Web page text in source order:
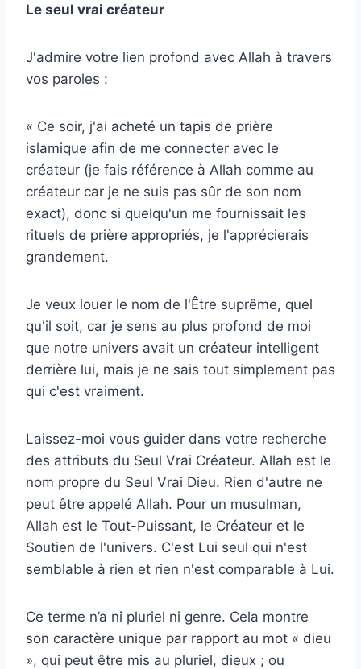
Le seul vrai créateur
J'admire votre lien profond avec Allah à travers
vos paroles :
« Ce soir, j'ai acheté un tapis de prière
islamique afin de me connecter avec le
créateur (je fais référence à Allah comme au
créateur car je ne suis pas sûr de son nom
exact), donc si quelqu'un me fournissait les
rituels de prière appropriés, je l'apprécierais
grandement.
Je veux louer le nom de l'Être suprême, quel
qu'il soit, car je sens au plus profond de moi
que notre univers avait un créateur intelligent
derrière lui, mais je ne sais tout simplement pas
qui c'est vraiment.
Laissez-moi vous guider dans votre recherche
des attributs du Seul Vrai Créateur. Allah est le
nom propre du Seul Vrai Dieu. Rien d'autre ne
peut être appelé Allah. Pour un musulman,
Allah est le Tout-Puissant, le Créateur et le
Soutien de l'univers. C'est Lui seul qui n'est
semblable à rien et rien n'est comparable à Lui.
Ce terme n’a ni pluriel ni genre. Cela montre
son caractère unique par rapport au mot « dieu
», qui peut être mis au pluriel, dieux ; ou